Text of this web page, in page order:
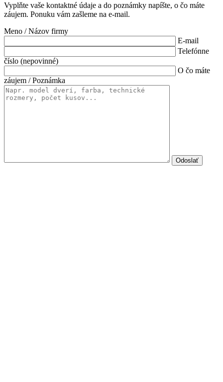
Vyplňte vaše kontaktné údaje a do poznámky napíšte, o čo máte
záujem. Ponuku vám zašleme na e-mail.
Meno / Názov firmy
E-mail
Telefónne
číslo (nepovinné)
O čo máte
záujem / Poznámka